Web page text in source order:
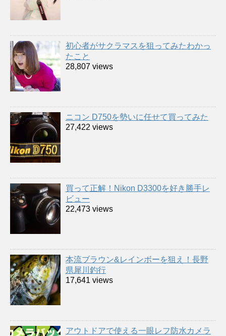
初心者がサクラマスを狙ってみたわかっ
たこと
28,807 views
ニコン D750を勢いに任せて買ってみた
27,422 views
買って正解！Nikon D3300を好き勝手レ
ビュー
22,473 views
本流ブラウン&レインボーを狙え！長野
県犀川釣行
17,641 views
アウトドアで使える一眼レフ防水カメラ